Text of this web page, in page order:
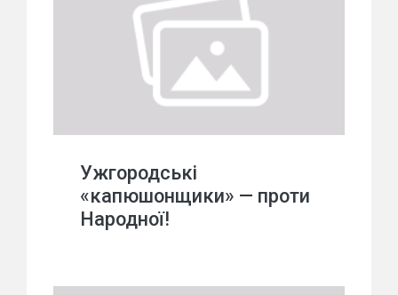
Ужгородські
«капюшонщики» — проти
Народної!